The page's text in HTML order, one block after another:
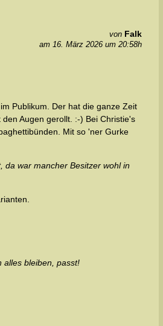
von Falk
am 16. März 2026 um 20:58h
Publikum. Der hat die ganze Zeit
Augen gerollt. :-) Bei Christie's
Mit so 'ner Gurke
da war mancher Besitzer wohl in
alles bleiben, passt!